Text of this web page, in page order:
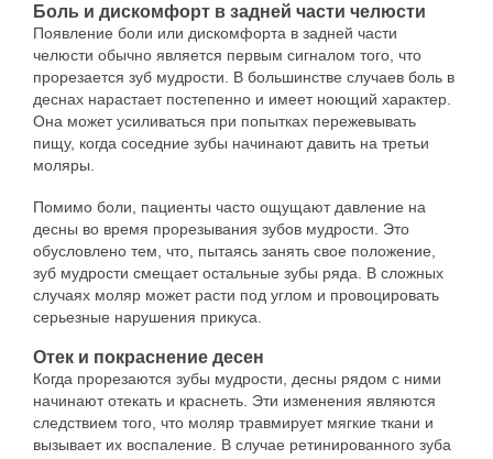
Боль и дискомфорт в задней части челюсти
Появление боли или дискомфорта в задней части
челюсти обычно является первым сигналом того, что
прорезается зуб мудрости. В большинстве случаев боль в
деснах нарастает постепенно и имеет ноющий характер.
Она может усиливаться при попытках пережевывать
пищу, когда соседние зубы начинают давить на третьи
моляры.
Помимо боли, пациенты часто ощущают давление на
десны во время прорезывания зубов мудрости. Это
обусловлено тем, что, пытаясь занять свое положение,
зуб мудрости смещает остальные зубы ряда. В сложных
случаях моляр может расти под углом и провоцировать
серьезные нарушения прикуса.
Отек и покраснение десен
Когда прорезаются зубы мудрости, десны рядом с ними
начинают отекать и краснеть. Эти изменения являются
следствием того, что моляр травмирует мягкие ткани и
вызывает их воспаление. В случае ретинированного зуба